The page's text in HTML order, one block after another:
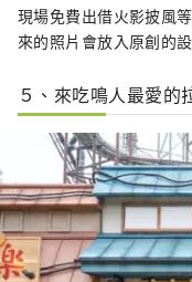
現場免費出借火影披風
來的照片會放入原創的
５、來吃鳴人最愛的